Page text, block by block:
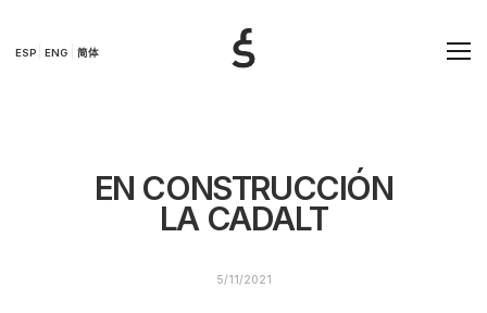
ESP ENG 简体
EN CONSTRUCCIÓN
LA CADALT
5/11/2021